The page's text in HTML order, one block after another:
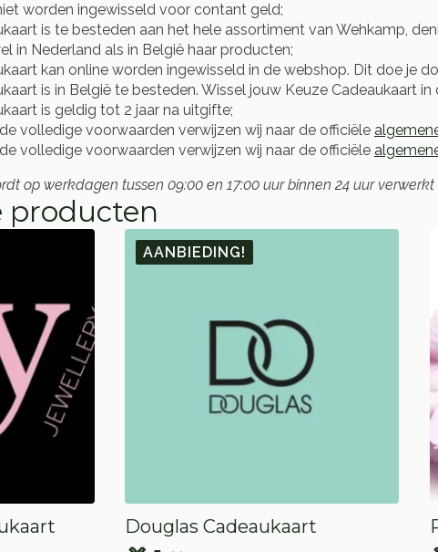
worden ingewisseld voor contant geld;
is te besteden aan het hele assortiment van Wehkamp,
in Nederland als in België haar producten;
kan online worden ingewisseld in de webshop. Dit doe je
is in België te besteden. Wissel jouw Keuze Cadeaukaart in
is geldig tot 2 jaar na uitgifte;
volledige voorwaarden verwijzen wij naar de officiële
volledige voorwaarden verwijzen wij naar de officiële
op werkdagen tussen 09:00 en 17:00 uur binnen 24 uur
producten
AANBIEDING!
Douglas Cadeaukaart